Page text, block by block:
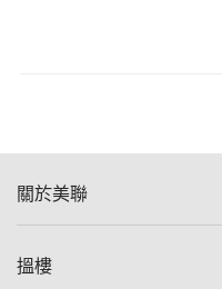
關於美聯
美聯集團
搵樓